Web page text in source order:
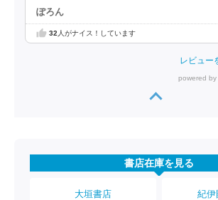
ぽろん
32 人がナイス！しています
レビュー
powered by
書店在庫を見る
大垣書店 紀伊